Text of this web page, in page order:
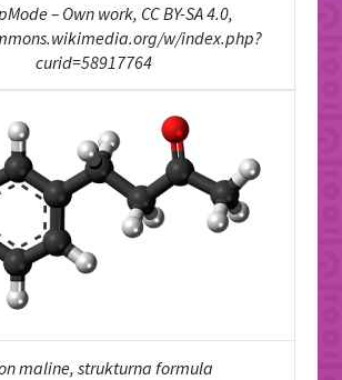
– Own work, CC BY-SA 4.0,
w/index.php?
curid=58917764
maline, strukturna formula